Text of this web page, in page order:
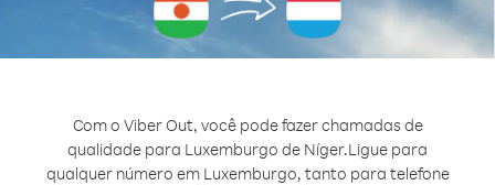
Com o Viber Out, você pode fazer chamadas de
qualidade para Luxemburgo de Níger.Ligue para
qualquer número em Luxemburgo, tanto para telefone